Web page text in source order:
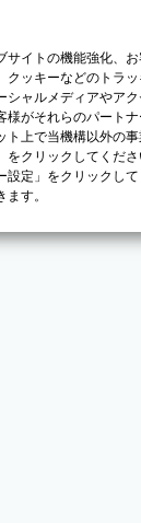
サイトの機能強化、
クッキーなどのトラ
シャルメディアやア
様がそれらのパート
ト上で当機構以外の
をクリックしてくだ
設定」をクリックし
す。